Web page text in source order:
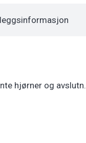
hjørner og avslutn.